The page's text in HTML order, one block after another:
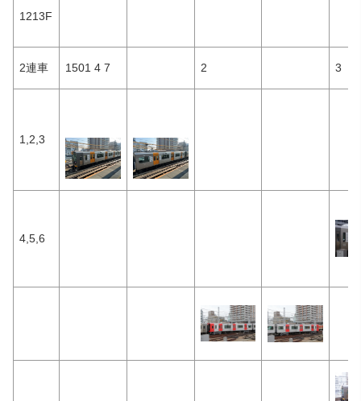
1213F
2連車 1501 4 7 2 3
1,2,3
4,5,6